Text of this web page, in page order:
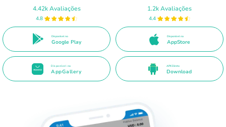
4.42k Avaliações
4.8
Disponível no
Google Play
1.2k Avaliações
4.4
Disponível na
AppStore
Disponível na
AppGallery
APK Direto
Download